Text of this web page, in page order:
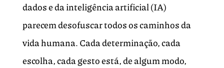
dados e da inteligência artificial (IA)
parecem desofuscar todos os caminhos da
vida humana. Cada determinação, cada
escolha, cada gesto está, de algum modo,